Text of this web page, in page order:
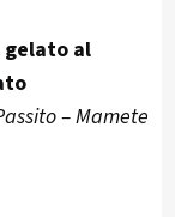
gelato al
– Mamete